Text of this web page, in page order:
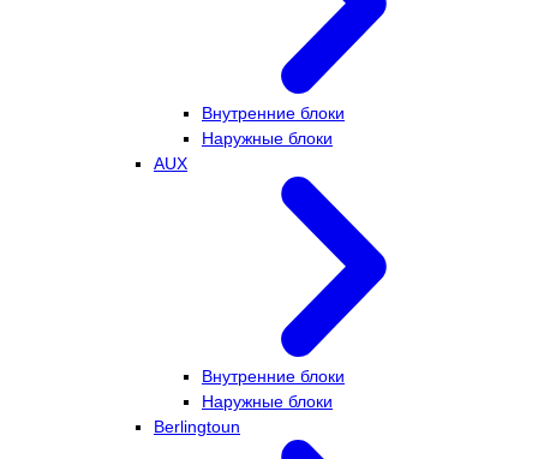
Внутренние блоки
Наружные блоки
AUX
Внутренние блоки
Наружные блоки
Berlingtoun